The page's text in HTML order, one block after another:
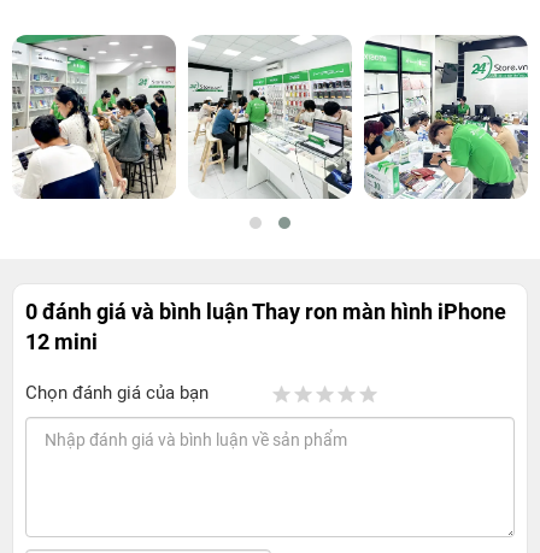
0 đánh giá và bình luậnThay ron màn hình iPhone
12 mini
Chọn đánh giá của bạn